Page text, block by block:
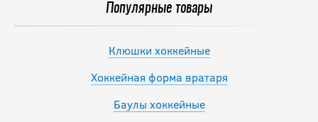
Популярные товары
Клюшки хоккейные
Хоккейная форма вратаря
Баулы хоккейные